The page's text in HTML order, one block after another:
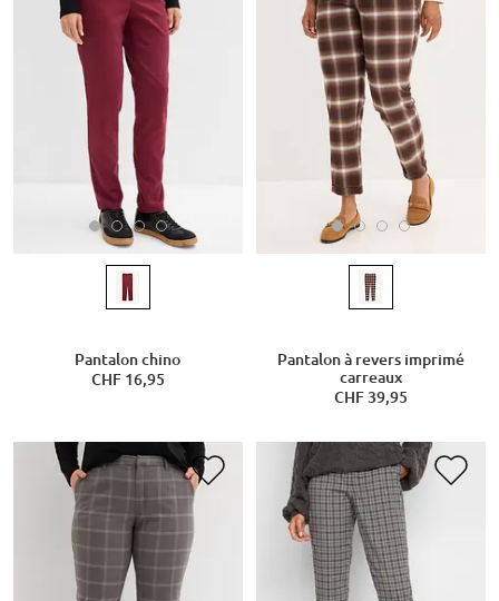
Pantalon chino
CHF 16,95
Pantalon à revers imprimé
carreaux
CHF 39,95